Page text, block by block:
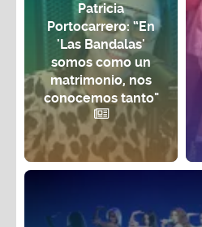
Patricia
Portocarrero: “En
'Las Bandalas'
somos como un
matrimonio, nos
conocemos tanto"